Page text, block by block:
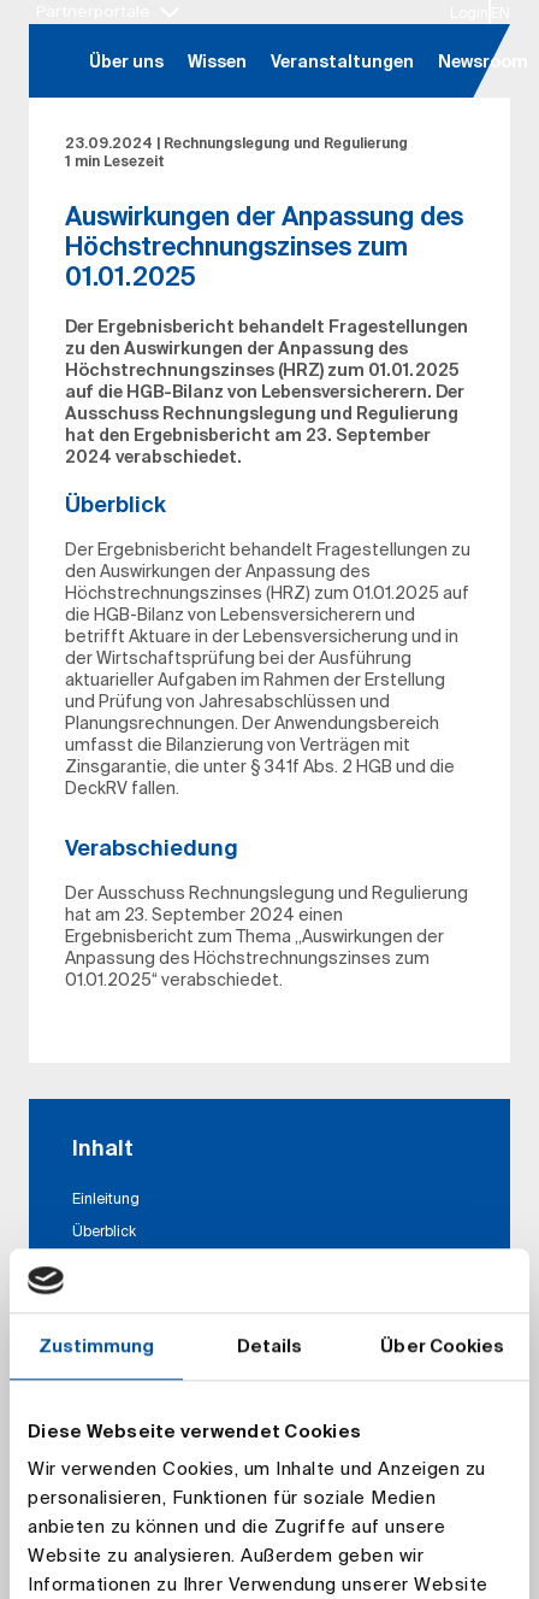
Zustimmung Details Über Cookies
Diese Webseite verwendet Cookies
Wir verwenden Cookies, um Inhalte und Anzeigen zu
personalisieren, Funktionen für soziale Medien
anbieten zu können und die Zugriffe auf unsere
Website zu analysieren. Außerdem geben wir
Informationen zu Ihrer Verwendung unserer Website
Hauptregion der Seite anspringen
Über uns Wissen Veranstaltungen Newsroom
23.09.2024 | Rechnungslegung und Regulierung
1 min Lesezeit
Auswirkungen der Anpassung des
Höchstrechnungszinses zum
01.01.2025
Der Ergebnisbericht behandelt Fragestellungen
zu den Auswirkungen der Anpassung des
Höchstrechnungszinses (HRZ) zum 01.01.2025
auf die HGB-Bilanz von Lebensversicherern. Der
Ausschuss Rechnungslegung und Regulierung
hat den Ergebnisbericht am 23. September
2024 verabschiedet.
Überblick
Der Ergebnisbericht behandelt Fragestellungen zu
den Auswirkungen der Anpassung des
Höchstrechnungszinses (HRZ) zum 01.01.2025 auf
die HGB-Bilanz von Lebensversicherern und
betrifft Aktuare in der Lebensversicherung und in
der Wirtschaftsprüfung bei der Ausführung
aktuarieller Aufgaben im Rahmen der Erstellung
und Prüfung von Jahresabschlüssen und
Planungsrechnungen. Der Anwendungsbereich
umfasst die Bilanzierung von Verträgen mit
Zinsgarantie, die unter § 341f Abs. 2 HGB und die
DeckRV fallen.
Verabschiedung
Der Ausschuss Rechnungslegung und Regulierung
hat am 23. September 2024 einen
Ergebnisbericht zum Thema „Auswirkungen der
Anpassung des Höchstrechnungszinses zum
01.01.2025“ verabschiedet.
Inhalt
Einleitung
Überblick
Downloads
Höchstrechnungszinses zum 01.01.2025 ( PDF )
Birgit Kaiser
birgit.kaiser​@aktuar.de